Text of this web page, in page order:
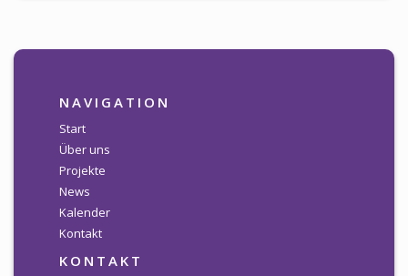
NAVIGATION
Start
Über uns
Projekte
News
Kalender
Kontakt
KONTAKT